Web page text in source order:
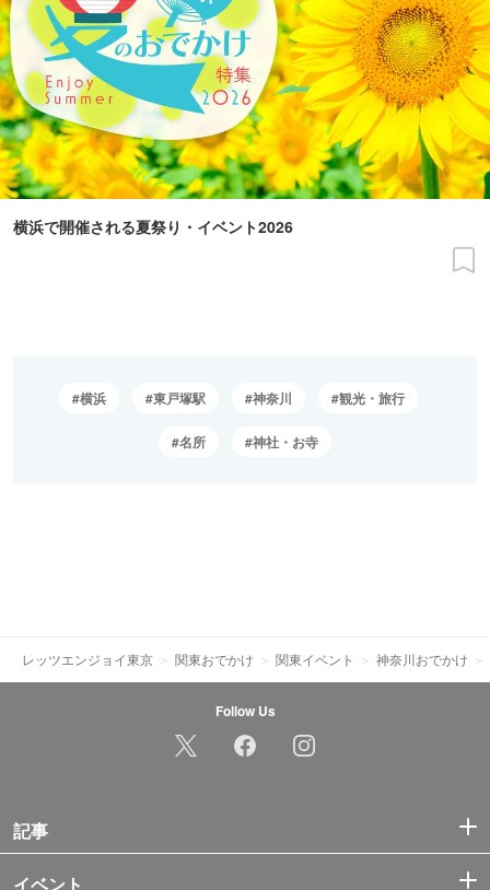
横浜で開催される夏祭り・イベント2026
横浜 東戸塚駅 神奈川 観光・旅行
名所 神社・お寺
レッツエンジョイ東京 関東おでかけ 関東イベント 神奈川おでかけ
Follow Us
記事
イベント